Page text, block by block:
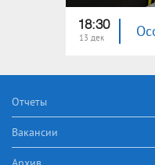
18:30
13 дек
Отчеты
Вакансии